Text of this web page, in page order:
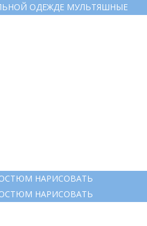
ОДЕЖДЕ МУЛЬТЯШНЫЕ
НАРИСОВАТЬ
НАРИСОВАТЬ